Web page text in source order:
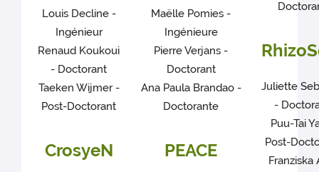
Louis Decline -
Ingénieur
Renaud Koukoui
- Doctorant
Taeken Wijmer -
Post-Doctorant
CrosyeN
Maëlle Pomies -
Ingénieure
Pierre Verjans -
Doctorant
Ana Paula Brandao -
Doctorante
PEACE
Juliette
-
Puu-Tai
Post-
Franziska